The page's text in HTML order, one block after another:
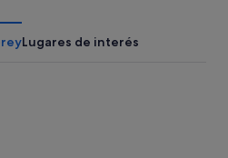
Beach
en Carmel
Lugares de interés